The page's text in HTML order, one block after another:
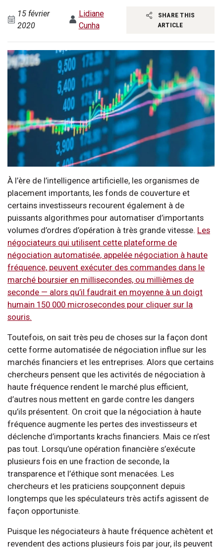
15 février
2020
Lidiane
Cunha
SHARE THIS
ARTICLE
À l’ère de l’intelligence artificielle, les organismes de
placement importants, les fonds de couverture et
certains investisseurs recourent également à de
puissants algorithmes pour automatiser d’importants
volumes d’ordres d’opération à très grande vitesse. Les
négociateurs qui utilisent cette plateforme de
négociation automatisée, appelée négociation à haute
fréquence, peuvent exécuter des commandes dans le
marché boursier en millisecondes, ou millièmes de
seconde — alors qu’il faudrait en moyenne à un doigt
humain 150 000 microsecondes pour cliquer sur la
souris.
Toutefois, on sait très peu de choses sur la façon dont
cette forme automatisée de négociation influe sur les
marchés financiers et les entreprises. Alors que certains
chercheurs pensent que les activités de négociation à
haute fréquence rendent le marché plus efficient,
d’autres nous mettent en garde contre les dangers
qu’ils présentent. On croit que la négociation à haute
fréquence augmente les pertes des investisseurs et
déclenche d’importants krachs financiers. Mais ce n’est
pas tout. Lorsqu’une opération financière s’exécute
plusieurs fois en une fraction de seconde, la
transparence et l’éthique sont menacées. Les
chercheurs et les praticiens soupçonnent depuis
longtemps que les spéculateurs très actifs agissent de
façon opportuniste.
Puisque les négociateurs à haute fréquence achètent et
revendent des actions plusieurs fois par jour, ils peuvent